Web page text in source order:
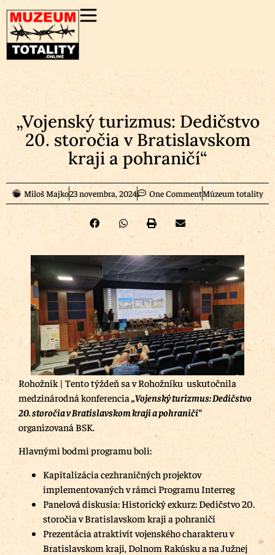
„Vojenský turizmus: Dedičstvo
20. storočia v Bratislavskom
kraji a pohraničí“
Miloš Majko23 novembra, 2024 One CommentMúzeum totality
Rohožník | Tento týždeň sa v Rohožníku uskutočnila
medzinárodná konferencia „Vojenský turizmus: Dedičstvo
20. storočia v Bratislavskom kraji a pohraničí“
organizovaná BSK.
Hlavnými bodmi programu boli:
Kapitalizácia cezhraničných projektov
implementovaných v rámci Programu Interreg
Panelová diskusia: Historický exkurz: Dedičstvo 20.
storočia v Bratislavskom kraji a pohraničí
Prezentácia atraktivít vojenského charakteru v
Bratislavskom kraji, Dolnom Rakúsku a na Južnej